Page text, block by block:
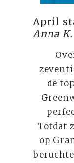
April
Anna K.
de
Totdat
op